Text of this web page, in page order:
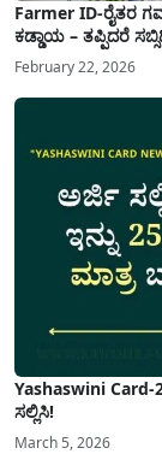
Farmer ID-ರೈತರ
ಕಡ್ಡಾಯ – ತಪ್ಪಿದರೆ
February 22, 2026
Yashaswini
ಸಲ್ಲಿಸಿ!
March 5, 2026